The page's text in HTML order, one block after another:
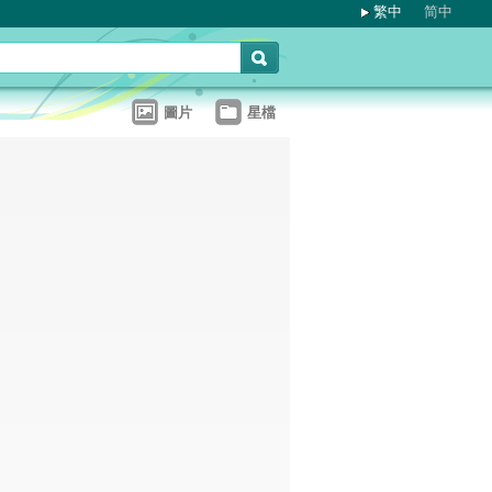
繁中 简中
圖片 星檔